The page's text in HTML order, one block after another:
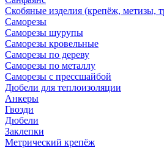
Скобяные изделия (крепёж, метизы,
Саморезы
Саморезы шурупы
Саморезы кровельные
Саморезы по дереву
Саморезы по металлу
Саморезы с прессшайбой
Дюбели для теплоизоляции
Анкеры
Гвозди
Дюбели
Заклепки
Метрический крепёж